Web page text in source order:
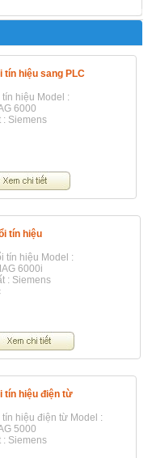
tín hiệu sang PLC
hiệu Model :
6000
: Siemens
tín hiệu
tín hiệu Model :
6000i
: Siemens
tín hiệu điện từ
hiệu điện từ Model :
5000
: Siemens